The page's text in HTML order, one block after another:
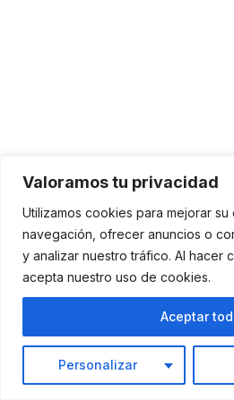
Valoramos tu privacidad
Utilizamos cookies para mejorar
navegación, ofrecer anuncios o
y analizar nuestro tráfico. Al hacer
acepta nuestro uso de cookies.
Personalizar
Aceptar
División en el Centro: La
división central del cabello, que
frontal del cuero cabelludo hasta la
dos secciones de cabello.
Longitud del Cabello
: El cabello
generalmente llegando más allá de